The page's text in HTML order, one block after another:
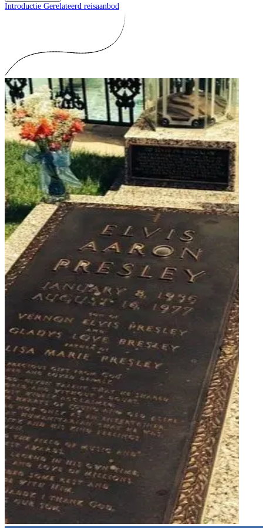
Introductie Gerelateerd reisaanbod